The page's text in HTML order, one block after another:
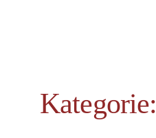
Kategorie: